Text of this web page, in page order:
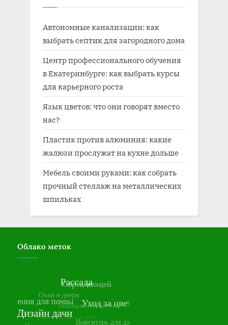
Автономные канализации: как
выбрать септик для загородного дома
Центр профессионального обучения
в Екатеринбурге: как выбрать курсы
для карьерного роста
Язык цветов: что они говорят вместо
нас?
Пластик против алюминия: какие
жалюзи прослужат на кухне дольше
Мебель своими руками: как собрать
прочный стеллаж на металлических
шпильках
Облако меток